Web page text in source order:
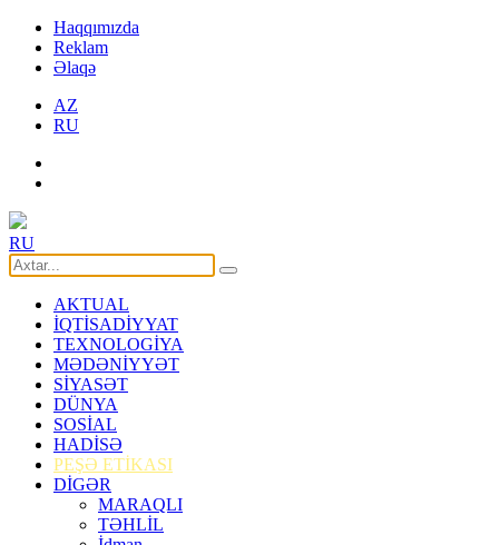
Haqqımızda
Reklam
Əlaqə
AZ
RU
RU
AKTUAL
İQTİSADİYYAT
TEXNOLOGİYA
MƏDƏNİYYƏT
SİYASƏT
DÜNYA
SOSİAL
HADİSƏ
PEŞƏ ETİKASI
DİGƏR
MARAQLI
TƏHLİL